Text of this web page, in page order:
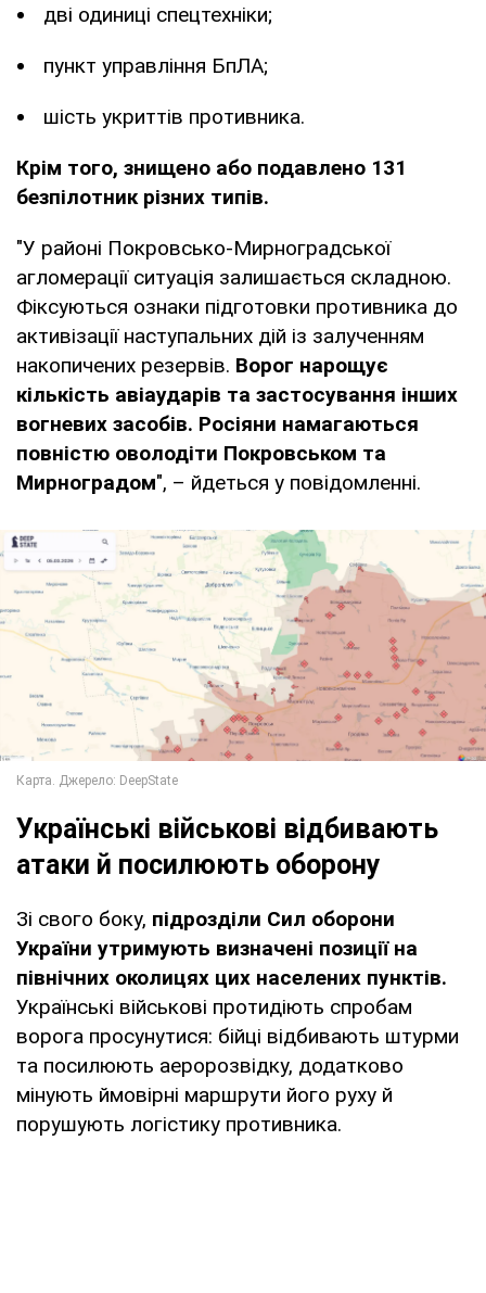
дві одиниці спецтехніки;
пункт управління БпЛА;
шість укриттів противника.
Крім того, знищено або подавлено 131
безпілотник різних типів.
"У районі Покровсько-Мирноградської
агломерації ситуація залишається складною.
Фіксуються ознаки підготовки противника до
активізації наступальних дій із залученням
накопичених резервів. Ворог нарощує
кількість авіаударів та застосування інших
вогневих засобів. Росіяни намагаються
повністю оволодіти Покровськом та
Мирноградом", – йдеться у повідомленні.
Українські військові відбивають
атаки й посилюють оборону
Зі свого боку, підрозділи Сил оборони
України утримують визначені позиції на
північних околицях цих населених пунктів.
Українські військові протидіють спробам
ворога просунутися: бійці відбивають штурми
та посилюють аеророзвідку, додатково
мінують ймовірні маршрути його руху й
порушують логістику противника.